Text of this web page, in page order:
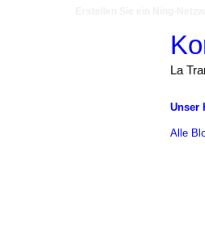
La
Unser
Alle